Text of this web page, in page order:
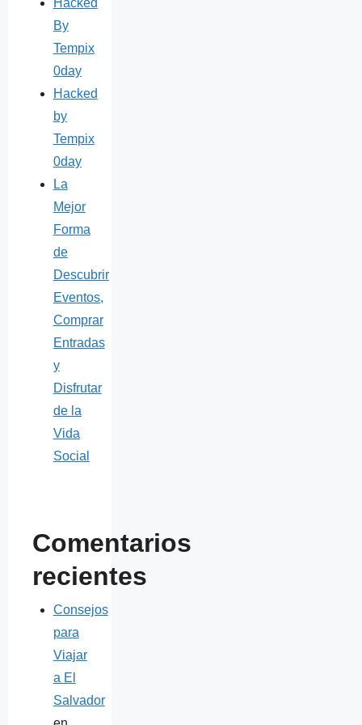
Hacked
By
Tempix
0day
Hacked
by
Tempix
0day
La
Mejor
Forma
de
Descubrir
Eventos,
Comprar
Entradas
y
Disfrutar
de la
Vida
Social
Comentarios
recientes
Consejos
para
Viajar
a El
Salvador